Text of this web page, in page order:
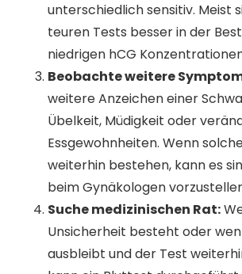
unterschiedlich sensitiv. Meist
teuren Tests besser in der
niedrigen hCG
Beobachte weitere
weitere Anzeichen einer
Übelkeit, Müdigkeit oder
Essgewohnheiten. Wenn
weiterhin bestehen, kann es
beim Gynäkologen
Suche medizinischen Rat:
Unsicherheit besteht oder
ausbleibt und der Test